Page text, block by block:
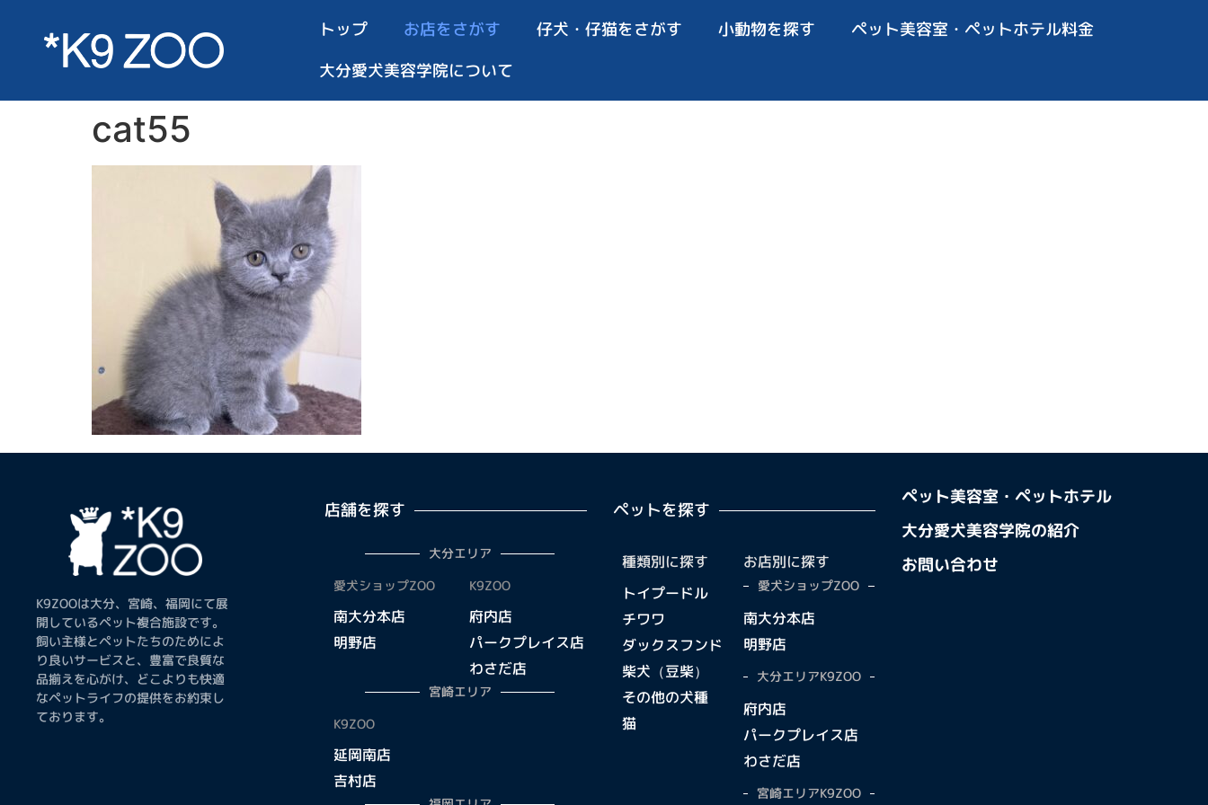
トップ お店をさがす 仔犬・仔猫をさがす 小動物を探す
ペット美容室・ペットホテル料金
大分愛犬美容学院について
cat55
K9ZOOは大分、宮崎、福岡にて展
開しているペット複合施設です。
飼い主様とペットたちのためによ
り良いサービスと、豊富で良質な
品揃えを心がけ、どこよりも快適
なペットライフの提供をお約束し
ております。
店舗を探す
大分エリア
愛犬ショップZOO
南大分本店
明野店
K9ZOO
府内店
パークプレイス店
わさだ店
宮崎エリア
K9ZOO
延岡南店
吉村店
ペットを探す
種類別に探す
トイプードル
チワワ
ダックスフンド
柴犬（豆柴）
その他の犬種
猫
お店別に探す
愛犬ショップZOO
南大分本店
明野店
大分エリアK9ZOO
府内店
パークプレイス店
わさだ店
宮崎エリアK9ZOO
ペット美容室・ペットホテル
大分愛犬美容学院の紹介
お問い合わせ